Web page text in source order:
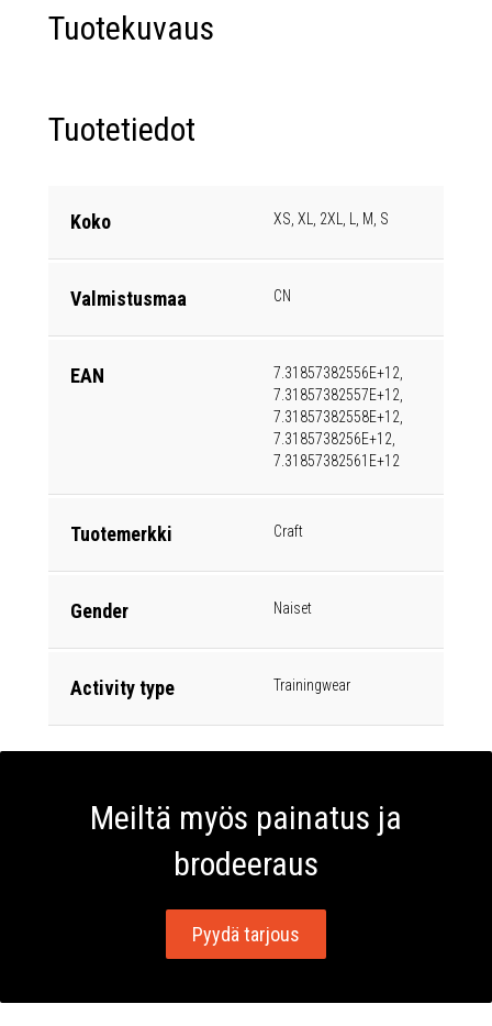
Tuotekuvaus
Tuotetiedot
Koko XS, XL, 2XL, L, M, S
Valmistusmaa CN
EAN
7.31857382556E+12,
7.31857382557E+12,
7.31857382558E+12,
7.3185738256E+12,
7.31857382561E+12
Tuotemerkki Craft
Gender Naiset
Activity type Trainingwear
Meiltä myös painatus ja
brodeeraus
Pyydä tarjous